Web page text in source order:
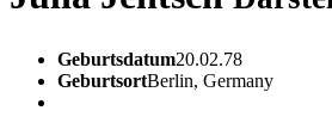
Geburtsdatum20.02.78
GeburtsortBerlin, Germany